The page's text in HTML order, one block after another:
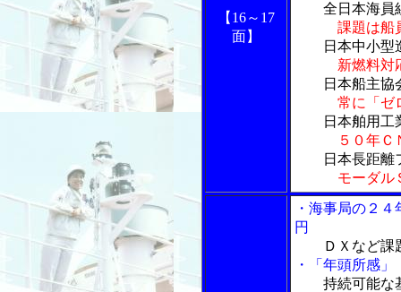
【16～17
面】
全日本海員
課題は船
日本中小型
新燃料対
日本船主協
常に「ゼ
日本舶用工
５０年Ｃ
日本長距離
モーダル
・海事局の２
円
ＤＸなど課題
・「年頭所感
持続可能な基